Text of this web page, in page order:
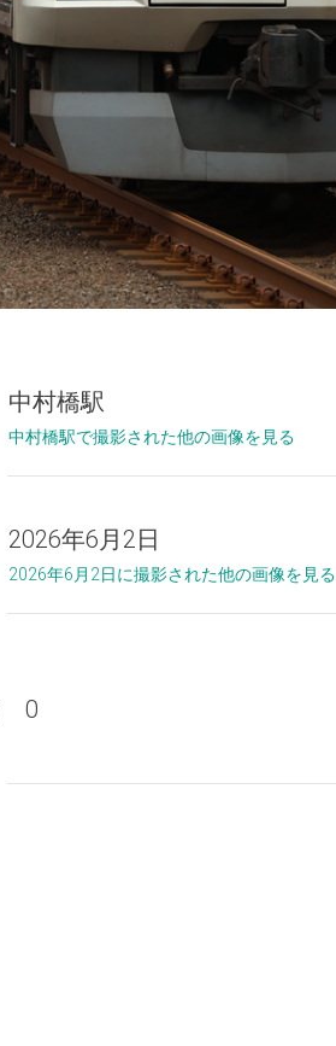
中村橋駅
中村橋駅で撮影された他の画像を見る
2026年6月2日
2026年6月2日に撮影された他の画像を見る
0